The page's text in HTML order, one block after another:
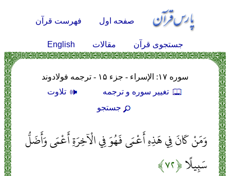
صفحه اول فهرست قرآن
جستجوی قرآن مقالات English
سوره ۱۷: الإسراء - جزء ۱۵ - ترجمه فولادوند
تغيير سوره و ترجمه
تلاوت
جستجو
وَمَنْ كَانَ فِي هَذِهِ أَعْمَى فَهُوَ فِي الْآخِرَةِ أَعْمَى وَأَضَلُّ
سَبِيلًا﴿۷۲﴾